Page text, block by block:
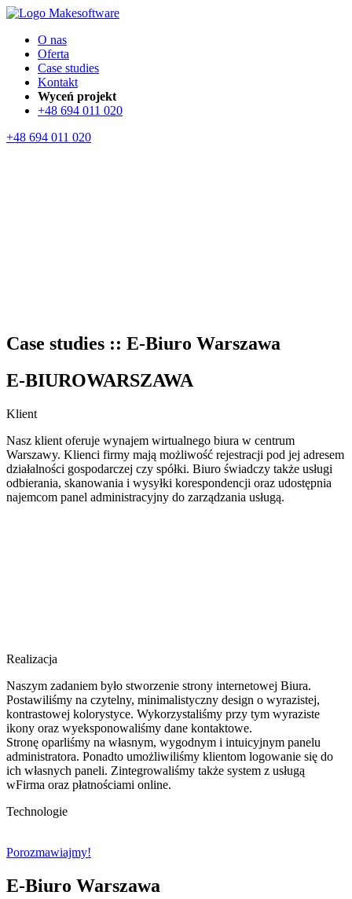
O nas
Oferta
Case studies
Kontakt
Wyceń projekt
+48 694 011 020
+48 694 011 020
Case studies :: E-Biuro Warszawa
E-BIUROWARSZAWA
Klient
Nasz klient oferuje wynajem wirtualnego biura w centrum
Warszawy. Klienci firmy mają możliwość rejestracji pod jej adresem
działalności gospodarczej czy spółki. Biuro świadczy także usługi
odbierania, skanowania i wysyłki korespondencji oraz udostępnia
najemcom panel administracyjny do zarządzania usługą.
Realizacja
Naszym zadaniem było stworzenie strony internetowej Biura.
Postawiliśmy na czytelny, minimalistyczny design o wyrazistej,
kontrastowej kolorystyce. Wykorzystaliśmy przy tym wyraziste
ikony oraz wyeksponowaliśmy dane kontaktowe.
Stronę oparliśmy na własnym, wygodnym i intuicyjnym panelu
administratora. Ponadto umożliwiliśmy klientom logowanie się do
ich własnych paneli. Zintegrowaliśmy także system z usługą
wFirma oraz płatnościami online.
Technologie
Porozmawiajmy!
E-Biuro Warszawa